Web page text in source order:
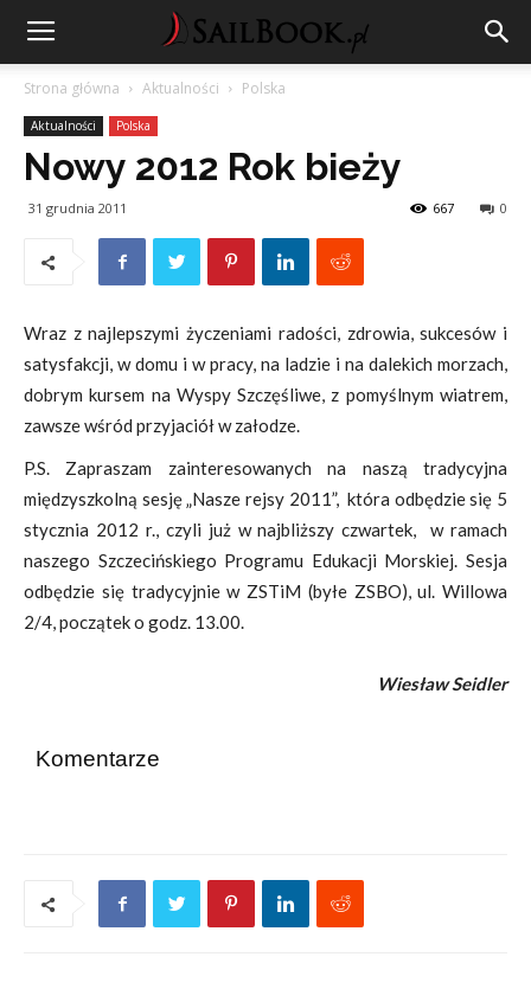
Strona główna Aktualności Polska
Aktualności Polska
Nowy 2012 Rok bieży
31 grudnia 2011 0
667
Wraz z najlepszymi życzeniami radości, zdrowia, sukcesów i
satysfakcji, w domu i w pracy, na ladzie i na dalekich morzach,
dobrym kursem na Wyspy Szczęśliwe, z pomyślnym wiatrem,
zawsze wśród przyjaciół w załodze.
P.S. Zapraszam zainteresowanych na naszą tradycyjna
międzyszkolną sesję „Nasze rejsy 2011”, która odbędzie się 5
stycznia 2012 r., czyli już w najbliższy czwartek, w ramach
naszego Szczecińskiego Programu Edukacji Morskiej. Sesja
odbędzie się tradycyjnie w ZSTiM (byłe ZSBO), ul. Willowa
2/4, początek o godz. 13.00.
Wiesław Seidler
Komentarze